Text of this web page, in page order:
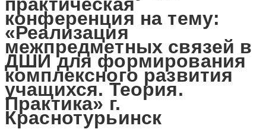
конференция на тему:
«Реализация
межпредметных связей в
ДШИ для формирования
комплексного развития
учащихся. Теория.
Практика» г.
Краснотурьинск